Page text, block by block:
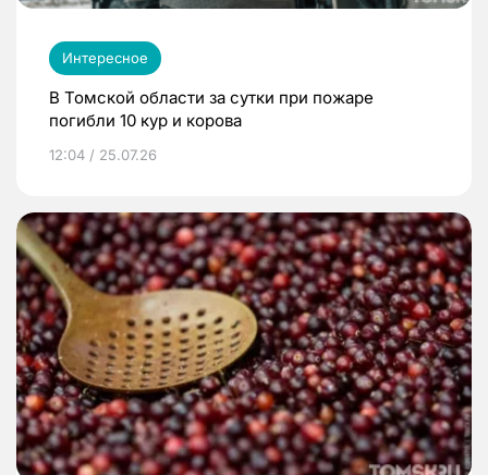
Интересное
В Томской области за сутки при пожаре
погибли 10 кур и корова
12:04 / 25.07.26